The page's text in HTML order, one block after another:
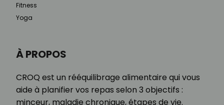
À PROPOS
CROQ est un rééquilibrage alimentaire qui vous
aide à planifier vos repas selon 3 objectifs :
minceur, maladie chronique, étapes de vie.
Fitness
Yoga